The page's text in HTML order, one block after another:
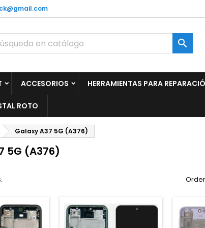

ACCESORIOS HERRAMIENTAS PARA
ROTO
Galaxy A37 5G (A376)
5G (A376)